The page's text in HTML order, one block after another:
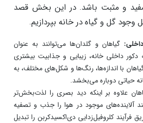
و مثبت باشد. در این بخش قصد
وجود گل و گیاه در خانه بپردازیم.
گیاهان و گلدان‌ها می‌توانند به عنوان
دکور داخلی خانه، زیبایی و جذابیت بیشتری
با اندازه‌ها، رنگ‌ها و شکل‌های مختلف، به
حیاتی دوباره می‌بخشد.
علاوه بر اینکه دید بصری را لذت‌بخش‌تر
آلاینده‌های موجود در هوا را جذب و تصفیه
فرآیند کلروفیل‌زدایی دی‌اکسیدکربن را تبدیل